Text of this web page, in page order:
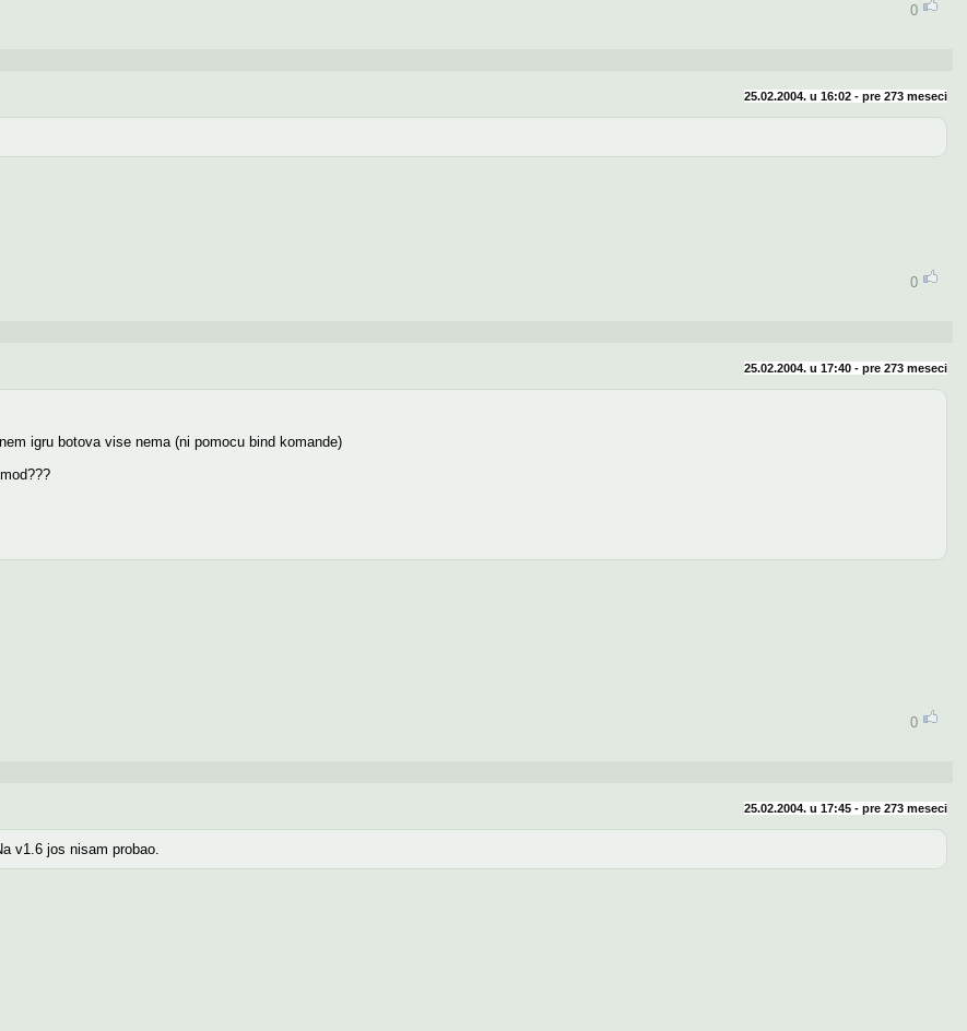
0
25.02.2004. u 16:02 - pre 273 meseci
0
25.02.2004. u 17:40 - pre 273 meseci
igru botova vise nema (ni pomocu bind komande)
0
25.02.2004. u 17:45 - pre 273 meseci
v1.6 jos nisam probao.